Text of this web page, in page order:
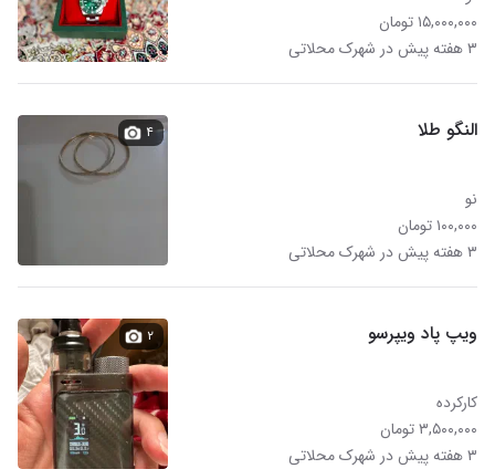
۱۵,۰۰۰,۰۰۰ تومان
۳ هفته پیش در شهرک محلاتی
النگو طلا
نو
۱۰۰,۰۰۰ تومان
۳ هفته پیش در شهرک محلاتی
۴
ویپ پاد ویپرسو
کارکرده
۳,۵۰۰,۰۰۰ تومان
۳ هفته پیش در شهرک محلاتی
۲